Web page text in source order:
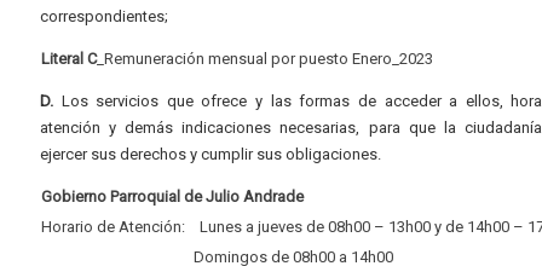
correspondientes;
Literal C_Remuneración mensual por puesto Enero_2023
D. Los servicios que ofrece y las formas de acceder a ellos,
atención y demás indicaciones necesarias, para que la
ejercer sus derechos y cumplir sus obligaciones.
Gobierno Parroquial de Julio Andrade
Horario de Atención: Lunes a jueves de 08h00 – 13h00 y de 14h00 –
Domingos de 08h00 a 14h00